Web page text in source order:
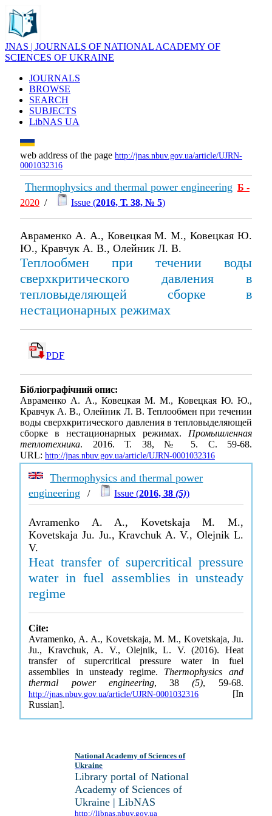
JNAS | JOURNALS OF NATIONAL ACADEMY OF
SCIENCES OF UKRAINE
JOURNALS
BROWSE
SEARCH
SUBJECTS
LibNAS UA
web address of the page http://jnas.nbuv.gov.ua/article/UJRN-
0001032316
Thermophysics and thermal power engineering Б -
2020 / Issue (2016, Т. 38, № 5)
Авраменко А. А., Ковецкая М. М., Ковецкая Ю.
Ю., Кравчук А. В., Олейник Л. В.
Теплообмен при течении воды
сверхкритического давления в
тепловыделяющей сборке в
нестационарных режимах
PDF
Бібліографічний опис:
Авраменко А. А., Ковецкая М. М., Ковецкая Ю. Ю.,
Кравчук А. В., Олейник Л. В. Теплообмен при течении
воды сверхкритического давления в тепловыделяющей
сборке в нестационарных режимах. Промышленная
теплотехника. 2016. Т. 38, № 5. С. 59-68.
URL: http://jnas.nbuv.gov.ua/article/UJRN-0001032316
Thermophysics and thermal power
engineering / Issue (2016, 38(5))
Avramenko A. A., Kovetskaja M. M.,
Kovetskaja Ju. Ju., Kravchuk A. V., Olejnik L.
V.
Heat transfer of supercritical pressure
water in fuel assemblies in unsteady
regime
Cite:
Avramenko, A. A., Kovetskaja, M. M., Kovetskaja, Ju.
Ju., Kravchuk, A. V., Olejnik, L. V. (2016). Heat
transfer of supercritical pressure water in fuel
assemblies in unsteady regime. Thermophysics and
thermal power engineering, 38(5), 59-68.
http://jnas.nbuv.gov.ua/article/UJRN-0001032316 [In
Russian].
National Academy of Sciences of
Ukraine
Library portal of National
Academy of Sciences of
Ukraine | LibNAS
http://libnas.nbuv.gov.ua